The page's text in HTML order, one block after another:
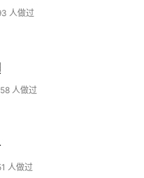
人做过
人做过
人做过